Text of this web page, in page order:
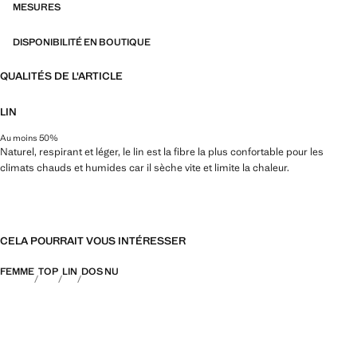
MESURES
DISPONIBILITÉ EN BOUTIQUE
QUALITÉS DE L'ARTICLE
LIN
Au moins 50%
Naturel, respirant et léger, le lin est la fibre la plus confortable pour les
climats chauds et humides car il sèche vite et limite la chaleur.
CELA POURRAIT VOUS INTÉRESSER
FEMME TOP LIN DOS NU